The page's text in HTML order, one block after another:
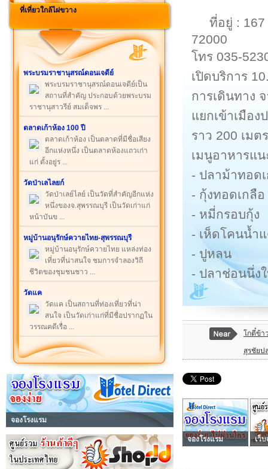
ที่เที่ยวใกล้ไผ่ขวาง
พระบรมราชานุสรณ์ดอนเจดีย์
พระบรมราชานุสรณ์ดอนเจดีย์เป็น
สถานที่สำคัญ ประกอบด้วยพระบรม
ราชานุสาวรีย์ สมเด็จพร ...
ตลาดเก้าห้อง 100 ปี
ตลาดเก้าห้อง เป็นตลาดที่มีชื่อเสียง
อีกแห่งหนึ่ง เป็นตลาดห้องแถวเก่า
แก่ ตั้งอยู่ร ...
วัดป่าเลไลยก์
วัดป่าเลย์ไลย์ เป็นวัดที่สำคัญอีกแห่ง
หนึ่งของจ.สุพรรณบุรี เป็นวัดเก่าแก่
หน้าบันข ...
หมู่บ้านอนุรักษ์ควายไทย-สุพรรณบุรี
หมู่บ้านอนุรักษ์ควายไทย แหล่งท่อง
เที่ยวที่น่าสนใจ ชมการจำลองวิถี
ชีวิตของชุมชนชาว ...
วัดแค
วัดแค เป็นสถานที่ท่องเที่ยวที่น่า
สนใจ เป็นวัดเก่าแก่ที่มีชื่อปรากฏใน
วรรณคดีเรื่อ ...
จองโรงแรม
ที่อยู่ :
72000
โทร 035-
เปิดบริการ
การเดินทาง
แยกเข้าเมือ
ราว 200 เมต
เมนูอาหารแ
- ปลาม้าทอด
- กุ้งทอดเกลือ
- หมี่กรอบกุ้ง
- เห็ดโคนน้ำ
- ปูหลน
- ปลาช่อนนึ่ง
โกตี๋ข้า
สุรชัยป
จองโรงแรม เว็บ